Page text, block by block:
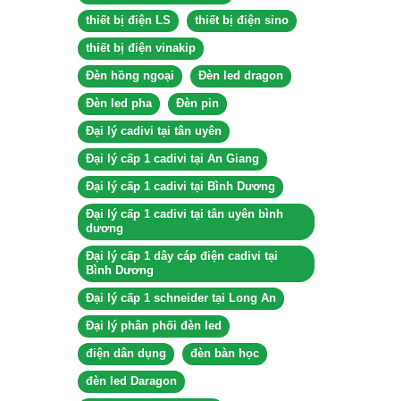
thiết bị điện LS thiết bị điện sino
thiết bị điện vinakip
Đèn hồng ngoại Đèn led dragon
Đèn led pha Đèn pin
Đại lý cadivi tại tân uyên
Đại lý cấp 1 cadivi tại An Giang
Đại lý cấp 1 cadivi tại Bình Dương
Đại lý cấp 1 cadivi tại tân uyên bình
dương
Đại lý cấp 1 dây cáp điện cadivi tại
Bình Dương
Đại lý cấp 1 schneider tại Long An
Đại lý phân phối đèn led
điện dân dụng đèn bàn học
đèn led Daragon